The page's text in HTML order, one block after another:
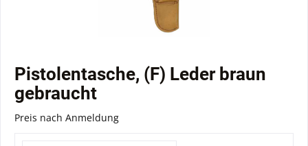
Pistolentasche, (F) Leder braun
gebraucht
Preis nach Anmeldung